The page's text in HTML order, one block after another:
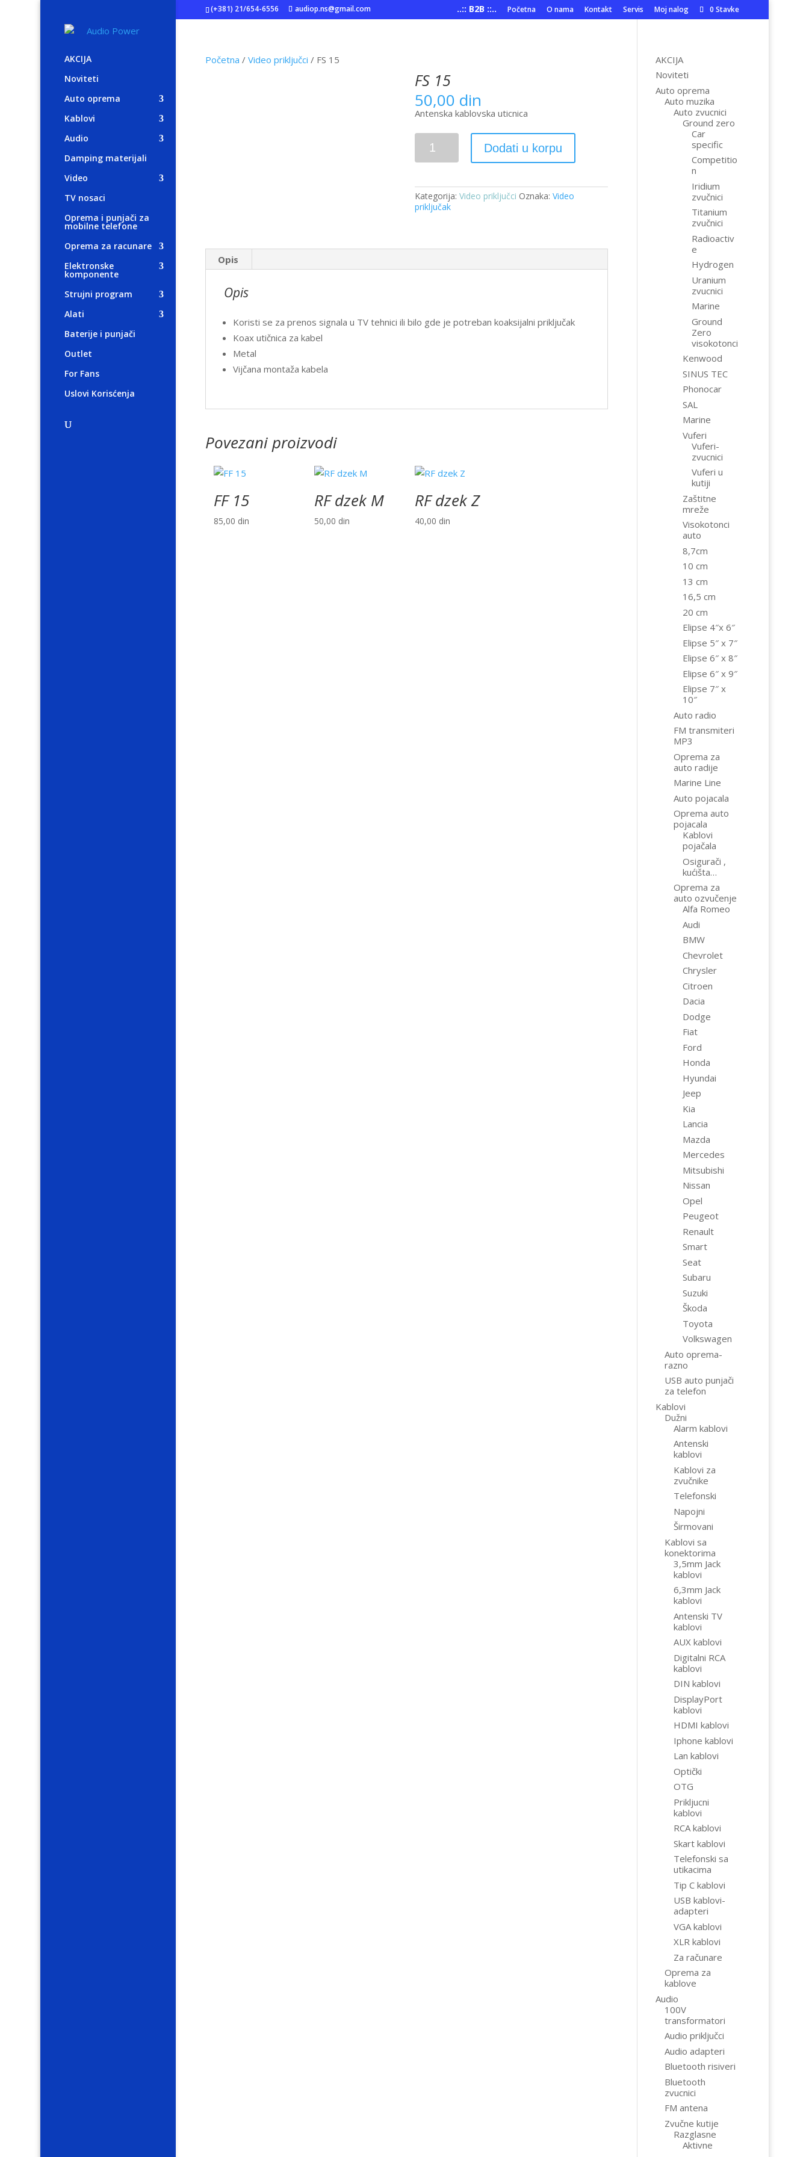
(+381) 21/654-6556 audiop.ns@gmail.com ..:: B2B ::.. Početna O nama Kontakt Servis Moj nalog 0 Stavke
AKCIJA
Noviteti
Auto oprema
Kablovi
Audio
Damping materijali
Video
TV nosaci
Oprema i punjači za
mobilne telefone
Oprema za racunare
Elektronske
komponente
Strujni program
Alati
Baterije i punjači
Outlet
For Fans
Uslovi Korisćenja
Početna /Video priključci / FS 15
FS 15
50,00 din
Antenska kablovska uticnica
FS
količina
Dodati u korpu
Kategorija:Video priključci Oznaka:Video
priključak
Opis
Opis
Koristi se za prenos signala u TV tehnici ili bilo gde je potreban koaksijalni priključak
Koax utičnica za kabel
Metal
Vijčana montaža kabela
Povezani proizvodi
FF 15
85,00 din
RF dzek M
50,00 din
RF dzek Z
40,00 din
AKCIJA
Noviteti
Auto oprema
Auto muzika
Auto zvucnici
Ground zero
Car
specific
Competitio
n
Iridium
zvučnici
Titanium
zvučnici
Radioactiv
e
Hydrogen
Uranium
zvucnici
Marine
Ground
Zero
visokotonci
Kenwood
SINUS TEC
Phonocar
SAL
Marine
Vuferi
Vuferi-
zvucnici
Vuferi u
kutiji
Zaštitne
mreže
Visokotonci
auto
8,7cm
10 cm
13 cm
16,5 cm
20 cm
Elipse 4″x 6″
Elipse 5″ x 7″
Elipse 6″ x 8″
Elipse 6″ x 9″
Elipse 7″ x
10″
Auto radio
FM transmiteri
MP3
Oprema za
auto radije
Marine Line
Auto pojacala
Oprema auto
pojacala
Kablovi
pojačala
Osigurači ,
kućišta…
Oprema za
auto ozvučenje
Alfa Romeo
Audi
BMW
Chevrolet
Chrysler
Citroen
Dacia
Dodge
Fiat
Ford
Honda
Hyundai
Jeep
Kia
Lancia
Mazda
Mercedes
Mitsubishi
Nissan
Opel
Peugeot
Renault
Smart
Seat
Subaru
Suzuki
Škoda
Toyota
Volkswagen
Auto oprema-
razno
USB auto punjači
za telefon
Kablovi
Dužni
Alarm kablovi
Antenski
kablovi
Kablovi za
zvučnike
Telefonski
Napojni
Širmovani
Kablovi sa
konektorima
3,5mm Jack
kablovi
6,3mm Jack
kablovi
Antenski TV
kablovi
AUX kablovi
Digitalni RCA
kablovi
DIN kablovi
DisplayPort
kablovi
HDMI kablovi
Iphone kablovi
Lan kablovi
Optički
OTG
Prikljucni
kablovi
RCA kablovi
Skart kablovi
Telefonski sa
utikacima
Tip C kablovi
USB kablovi-
adapteri
VGA kablovi
XLR kablovi
Za računare
Oprema za
kablove
Audio
100V
transformatori
Audio priključci
Audio adapteri
Bluetooth risiveri
Bluetooth
zvucnici
FM antena
Zvučne kutije
Razglasne
Aktivne